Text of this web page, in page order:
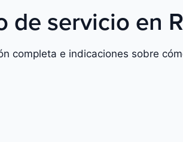
de servicio en
completa e indicaciones sobre